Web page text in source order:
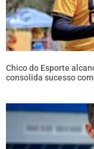
Chico do Esporte
consolida sucesso